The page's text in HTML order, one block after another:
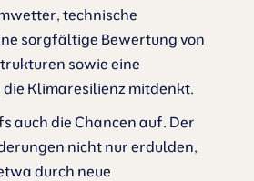
technische
sorgfältige Bewertung von
sowie eine
Klimaresilienz mitdenkt.
auch die Chancen auf. Der
nicht nur erdulden,
durch neue